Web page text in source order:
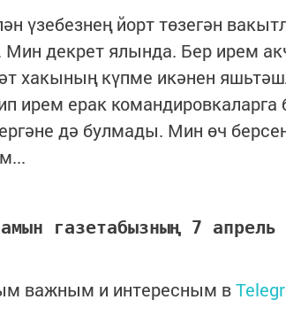
үзебезнең йорт төзегән
Мин декрет ялында. Бер ирем
хакының күпме икәнен
ирем ерак командировкаларга
дә булмады. Мин өч
газетабызның 7
важным и интересным в